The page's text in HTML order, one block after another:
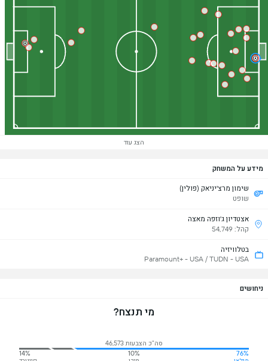
הצג עוד
מידע על המשחק
שימון מרצ'יניאק (פולין)
שופט
אצטדיון ג'וזפה מאצה
קהל: 54,749
בטלוויזיה
Paramount+ - USA / TUDN - USA
ניחושים
מי תנצח?
סה"כ הצבעות 46,573
76%
10%
14%